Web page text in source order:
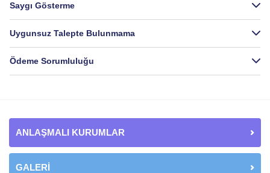
Saygı Gösterme
Uygunsuz Talepte Bulunmama
Ödeme Sorumluluğu
ANLAŞMALI KURUMLAR
GALERİ